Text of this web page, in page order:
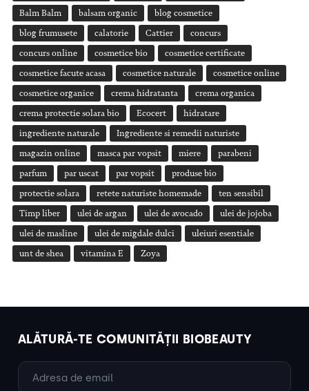
Balm Balm balsam organic blog cosmetice
blog frumusete calatorie Cattier concurs
concurs online cosmetice bio cosmetice certificate
cosmetice facute acasa cosmetice naturale cosmetice online
cosmetice organice crema hidratanta crema organica
crema protectie solara bio Ecocert hidratare
ingrediente naturale Ingrediente si remedii naturiste
magazin online masca par vopsit miere parabeni
parfum par uscat par vopsit produse bio
protectie solara retete naturiste homemade ten sensibil
Timp liber ulei de argan ulei de avocado ulei de jojoba
ulei de masline ulei de migdale dulci uleiuri esentiale
unt de shea vitamina E Zoya
ALĂTURĂ-TE COMUNITĂȚII BIOBEAUTY